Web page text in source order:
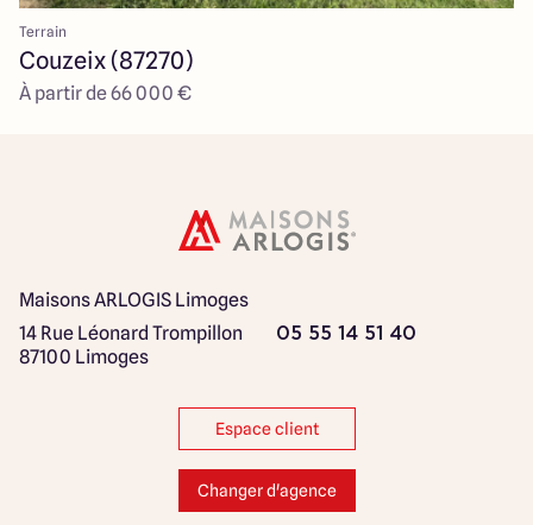
Terrain
Couzeix (87270)
À partir de 66 000 €
Maisons ARLOGIS Limoges
14 Rue Léonard Trompillon
87100 Limoges
05 55 14 51 40
Espace client
Changer d'agence